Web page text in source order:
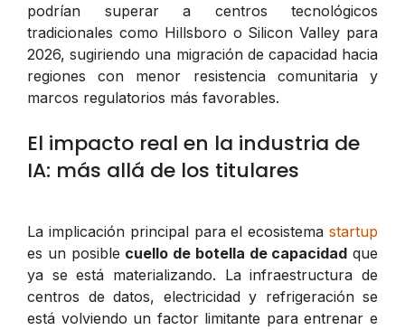
podrían superar a centros tecnológicos
tradicionales como Hillsboro o Silicon Valley para
2026, sugiriendo una migración de capacidad hacia
regiones con menor resistencia comunitaria y
marcos regulatorios más favorables.
El impacto real en la industria de
IA: más allá de los titulares
La implicación principal para el ecosistema startup
es un posible cuello de botella de capacidad que
ya se está materializando. La infraestructura de
centros de datos, electricidad y refrigeración se
está volviendo un factor limitante para entrenar e